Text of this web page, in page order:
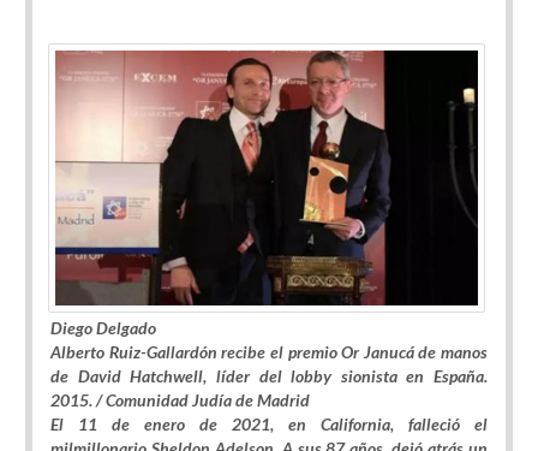
Diego Delgado
Alberto Ruiz-Gallardón recibe el premio Or Janucá de manos
de David Hatchwell, líder dellobby sionista en España.
2015. /Comunidad Judía de Madrid
El 11 de enero de 2021, en California, falleció el